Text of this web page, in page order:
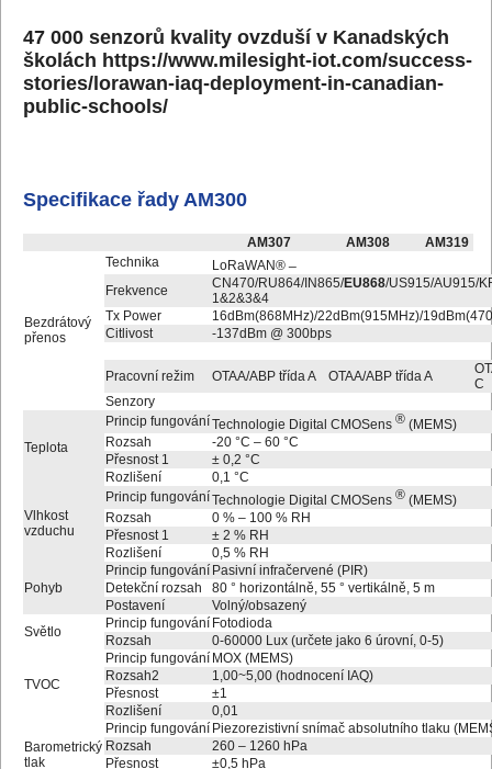
47 000 senzorů kvality ovzduší v Kanadských
školách https://www.milesight-iot.com/success-
stories/lorawan-iaq-deployment-in-canadian-
public-schools/
Specifikace řady AM300
AM307 AM308 AM319
Bezdrátový
přenos
Technika LoRaWAN®
Frekvence
CN470/RU864/IN865/EU868/US915/AU915/
1&2&3&4
Tx Power
16dBm(868MHz)/22dBm(915MHz)/
Citlivost
-137dBm @ 300bps
Pracovní režim OTAA/ABP třída A OTAA/ABP třída A
C
Senzory
Teplota
Princip fungováníTechnologie Digital CMOSens ® (MEMS)
Rozsah
-20 °C – 60 °C
Přesnost 1
± 0,2 °C
Rozlišení
0,1 °C
Vlhkost
vzduchu
Princip fungováníTechnologie Digital CMOSens ® (MEMS)
Rozsah
0 % – 100 % RH
Přesnost 1
± 2 % RH
Rozlišení
0,5 % RH
Pohyb
Princip fungování Pasivní infračervené (PIR)
Detekční rozsah
80 ° horizontálně, 55 ° vertikálně, 5 m
Postavení
Volný/obsazený
Světlo
Princip fungování Fotodioda
Rozsah
0-60000 Lux (určete jako 6 úrovní, 0-5)
TVOC
Princip fungování MOX (MEMS)
Rozsah2
1,00~5,00 (hodnocení IAQ)
Přesnost
±1
Rozlišení
0,01
Barometrický
tlak
Princip fungování Piezorezistivní snímač absolutního tlaku
Rozsah
260 – 1260 hPa
Přesnost
±0,5 hPa